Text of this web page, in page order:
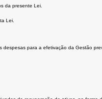
da presente Lei.
Lei.
para a efetivação da Gestão